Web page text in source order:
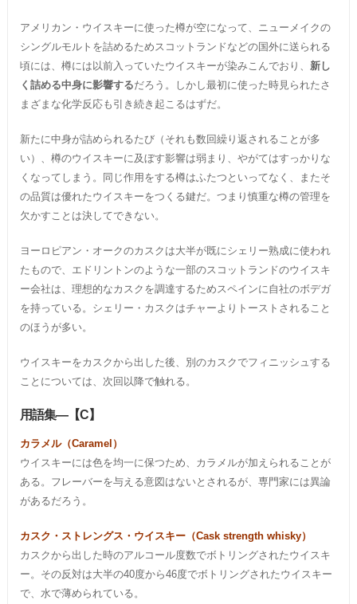
アメリカン・ウイスキーに使った樽が空になって、ニューメイクの
シングルモルトを詰めるためスコットランドなどの国外に送られる
頃には、樽には以前入っていたウイスキーが染みこんでおり、 新し
く詰める中身に影響するだろう。しかし最初に使った時見られたさ
まざまな化学反応も引き続き起こるはずだ。
新たに中身が詰められるたび（それも数回繰り返されることが多
い）、樽のウイスキーに及ぼす影響は弱まり、やがてはすっかりな
くなってしまう。同じ作用をする樽はふたつといってなく、またそ
の品質は優れたウイスキーをつくる鍵だ。つまり慎重な樽の管理を
欠かすことは決してできない。
ヨーロピアン・オークのカスクは大半が既にシェリー熟成に使われ
たもので、エドリントンのような一部のスコットランドのウイスキ
ー会社は、理想的なカスクを調達するためスペインに自社のボデガ
を持っている。シェリー・カスクはチャーよりトーストされること
のほうが多い。
ウイスキーをカスクから出した後、別のカスクでフィニッシュする
ことについては、次回以降で触れる。
用語集―【C】
カラメル（Caramel）
ウイスキーには色を均一に保つため、カラメルが加えられることが
ある。フレーバーを与える意図はないとされるが、専門家には異論
があるだろう。
カスク・ストレングス・ウイスキー（Cask strength whisky）
カスクから出した時のアルコール度数でボトリングされたウイスキ
ー。その反対は大半の40度から46度でボトリングされたウイスキー
で、水で薄められている。